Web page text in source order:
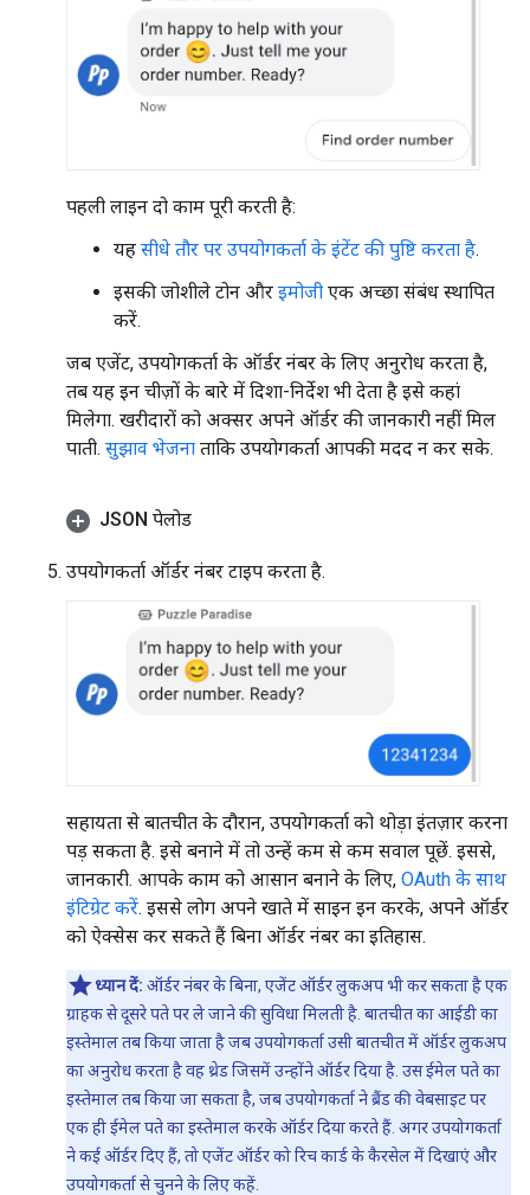
पहली लाइन दो काम पूरी करती है:
यह सीधे तौर पर उपयोगकर्ता के इंटेंट की पुष्टि करता है.
इसकी जोशीले टोन और इमोजी एक अच्छा संबंध स्थापित
करें.
जब एजेंट, उपयोगकर्ता के ऑर्डर नंबर के लिए अनुरोध करता है,
तब यह इन चीज़ों के बारे में दिशा-निर्देश भी देता है इसे कहां
मिलेगा. खरीदारों को अक्सर अपने ऑर्डर की जानकारी नहीं मिल
पाती. सुझाव भेजना ताकि उपयोगकर्ता आपकी मदद न कर सके.
JSON पेलोड
उपयोगकर्ता ऑर्डर नंबर टाइप करता है.
सहायता से बातचीत के दौरान, उपयोगकर्ता को थोड़ा इंतज़ार करना
पड़ सकता है. इसे बनाने में तो उन्हें कम से कम सवाल पूछें. इससे,
जानकारी. आपके काम को आसान बनाने के लिए, OAuth के साथ
इंटिग्रेट करें. इससे लोग अपने खाते में साइन इन करके, अपने ऑर्डर
को ऐक्सेस कर सकते हैं बिना ऑर्डर नंबर का इतिहास.
ध्यान दें: ऑर्डर नंबर के बिना, एजेंट ऑर्डर लुकअप भी कर सकता है एक
ग्राहक से दूसरे पते पर ले जाने की सुविधा मिलती है. बातचीत का आईडी का
इस्तेमाल तब किया जाता है जब उपयोगकर्ता उसी बातचीत में ऑर्डर लुकअप
का अनुरोध करता है वह थ्रेड जिसमें उन्होंने ऑर्डर दिया है. उस ईमेल पते का
इस्तेमाल तब किया जा सकता है, जब उपयोगकर्ता ने ब्रैंड की वेबसाइट पर
एक ही ईमेल पते का इस्तेमाल करके ऑर्डर दिया करते हैं. अगर उपयोगकर्ता
ने कई ऑर्डर दिए हैं, तो एजेंट ऑर्डर को रिच कार्ड के कैरसेल में दिखाएं और
उपयोगकर्ता से चुनने के लिए कहें.